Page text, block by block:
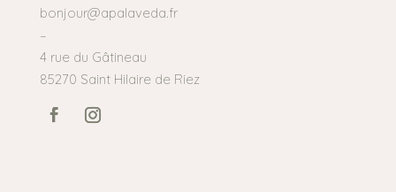
bonjour@apalaveda.fr
–
4 rue du Gâtineau
85270 Saint Hilaire de Riez